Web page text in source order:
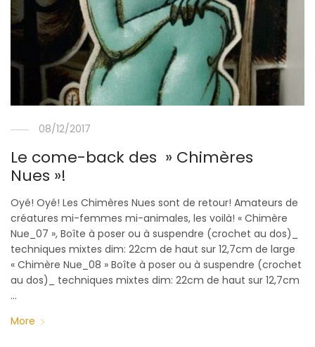
08/12/2017
Le come-back des » Chimères
Nues »!
Oyé! Oyé! Les Chimères Nues sont de retour! Amateurs de
créatures mi-femmes mi-animales, les voilà! « Chimère
Nue_07 », Boîte à poser ou à suspendre (crochet au dos)_
techniques mixtes dim: 22cm de haut sur 12,7cm de large
« Chimère Nue_08 » Boîte à poser ou à suspendre (crochet
au dos)_ techniques mixtes dim: 22cm de haut sur 12,7cm
…
More